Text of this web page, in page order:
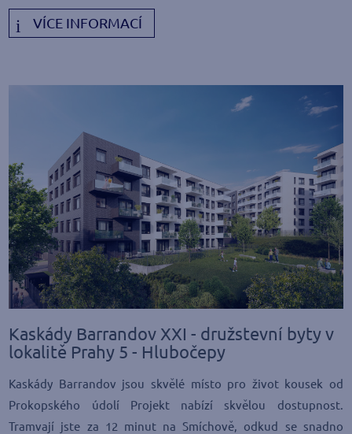
VÍCE INFORMACÍ
Kaskády Barrandov XXI - družstevní byty v
lokalitě Prahy 5 - Hlubočepy
Kaskády Barrandov jsou skvělé místo pro život kousek od
Prokopského údolí Projekt nabízí skvělou dostupnost.
Tramvají jste za 12 minut na Smíchově, odkud se snadno